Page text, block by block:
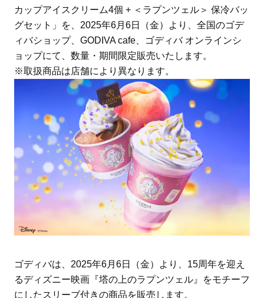
カップアイスクリーム4個 + ＜ラプンツェル＞ 保冷バッ
グセット」を、2025年6月6日（金）より、全国のゴデ
ィバショップ、GODIVA cafe、ゴディバ オンラインシ
ョップにて、数量・期間限定販売いたします。
※取扱商品は店舗により異なります。
ゴディバは、2025年6月6日（金）より、15周年を迎え
るディズニー映画『塔の上のラプンツェル』をモチーフ
にしたスリーブ付きの商品を販売します。